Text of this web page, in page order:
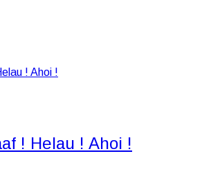
! Helau ! Ahoi !